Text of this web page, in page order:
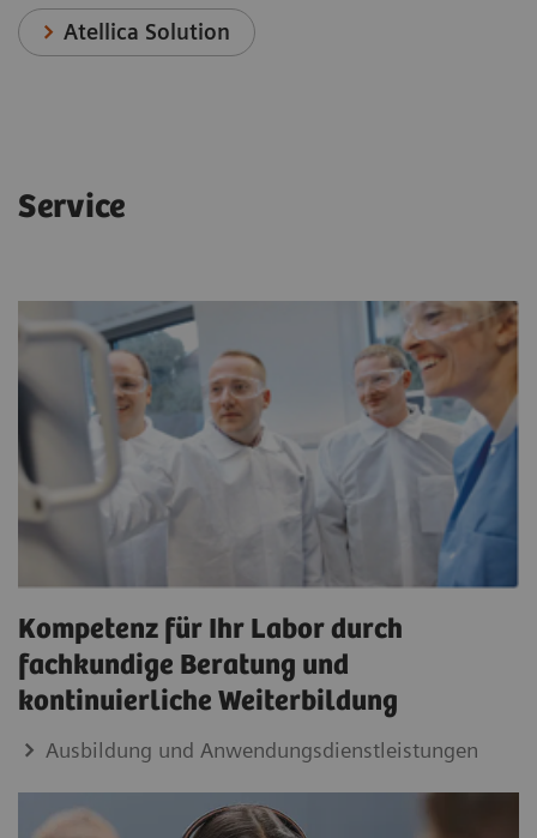
Atellica Solution
Service
Kompetenz für Ihr Labor durch
fachkundige Beratung und
kontinuierliche Weiterbildung
Ausbildung und Anwendungsdienstleistungen